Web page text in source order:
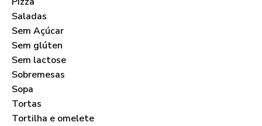
Saladas
Sem Açúcar
Sem glúten
Sem lactose
Sobremesas
Sopa
Tortas
Tortilha e omelete